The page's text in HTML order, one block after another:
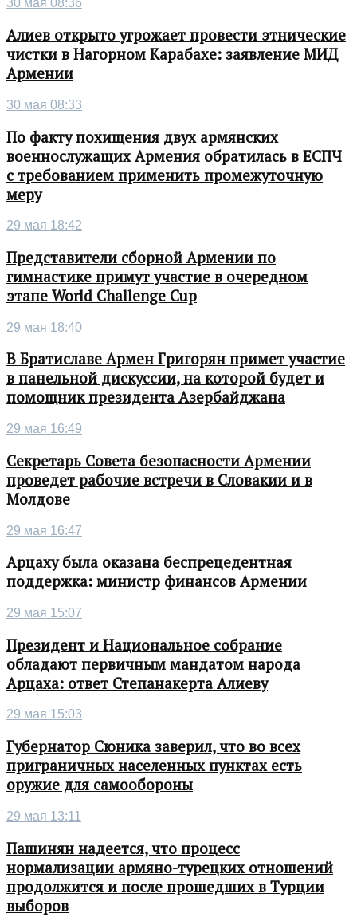
30 мая 08:36
Алиев открыто угрожает провести этнические
чистки в Нагорном Карабахе: заявление МИД
Армении
30 мая 08:33
По факту похищения двух армянских
военнослужащих Армения обратилась в ЕСПЧ
с требованием применить промежуточную
меру
29 мая 18:42
Представители сборной Армении по
гимнастике примут участие в очередном
этапе World Challenge Cup
29 мая 18:40
В Братиславе Армен Григорян примет участие
в панельной дискуссии, на которой будет и
помощник президента Азербайджана
29 мая 16:49
Секретарь Совета безопасности Армении
проведет рабочие встречи в Словакии и в
Молдове
29 мая 16:47
Арцаху была оказана беспрецедентная
поддержка: министр финансов Армении
29 мая 15:07
Президент и Национальное собрание
обладают первичным мандатом народа
Арцаха: ответ Степанакерта Алиеву
29 мая 15:03
Губернатор Сюника заверил, что во всех
приграничных населенных пунктах есть
оружие для самообороны
29 мая 13:11
Пашинян надеется, что процесс
нормализации армяно-турецких отношений
продолжится и после прошедших в Турции
выборов